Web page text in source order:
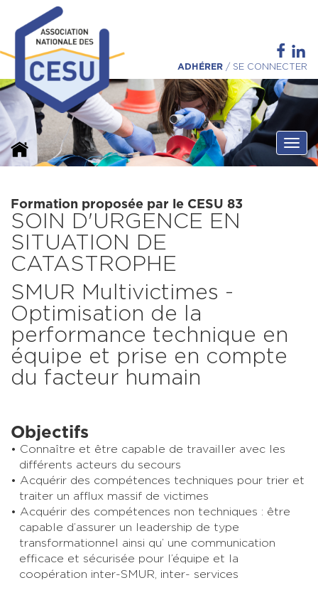
ADHÉRER / SE CONNECTER
Formation proposée par le CESU 83
SOIN D'URGENCE EN
SITUATION DE
CATASTROPHE
SMUR Multivictimes -
Optimisation de la
performance technique en
équipe et prise en compte
du facteur humain
Objectifs
Connaître et être capable de travailler avec les
différents acteurs du secours
Acquérir des compétences techniques pour trier et
traiter un afflux massif de victimes
Acquérir des compétences non techniques : être
capable d’assurer un leadership de type
transformationnel ainsi qu’ une communication
efficace et sécurisée pour l’équipe et la
coopération inter-SMUR, inter- services